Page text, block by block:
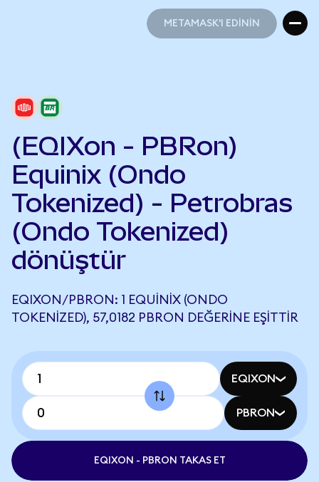
METAMASK'I EDİNİN
(EQIXon - PBRon)
Equinix (Ondo
Tokenized) - Petrobras
(Ondo Tokenized)
dönüştür
EQIXON/PBRON: 1 EQUINIX (ONDO
TOKENIZED), 57,0182 PBRON DEĞERINE EŞITTIR
EQIXON
PBRON
EQIXON - PBRON TAKAS ET